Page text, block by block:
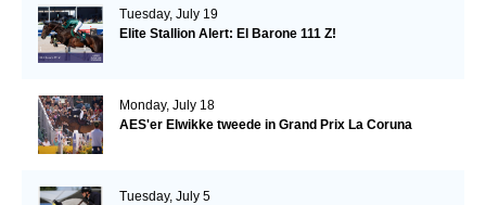
Tuesday, July 19
Elite Stallion Alert: El Barone 111 Z!
Monday, July 18
AES'er Elwikke tweede in Grand Prix La Coruna
Tuesday, July 5